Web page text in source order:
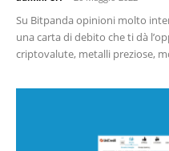
Su Bitpanda opinioni molto
una carta di debito che ti dà
criptovalute, metalli preziose,